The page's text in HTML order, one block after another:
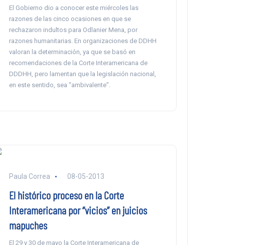
El Gobierno dio a conocer este miércoles las
razones de las cinco ocasiones en que se
rechazaron indultos para Odlanier Mena, por
razones humanitarias. En organizaciones de DDHH
valoran la determinación, ya que se basó en
recomendaciones de la Corte Interamericana de
DDDHH, pero lamentan que la legislación nacional,
en este sentido, sea “ambivalente”.
Paula Correa 08-05-2013
El histórico proceso en la Corte
Interamericana por “vicios” en juicios
mapuches
El 29 y 30 de mayo la Corte Interamericana de